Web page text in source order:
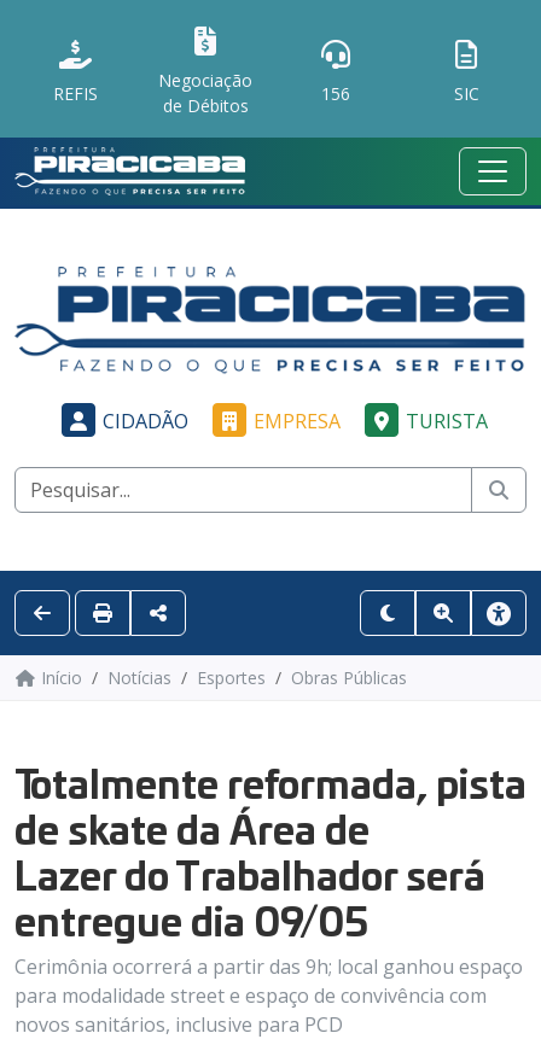
REFIS
Negociação
de Débitos
156 SIC
CIDADÃO EMPRESA TURISTA
Início Notícias Esportes Obras Públicas
Totalmente reformada, pista
de skate da Área de
Lazer do Trabalhador será
entregue dia 09/05
Cerimônia ocorrerá a partir das 9h; local ganhou espaço
para modalidade street e espaço de convivência com
novos sanitários, inclusive para PCD